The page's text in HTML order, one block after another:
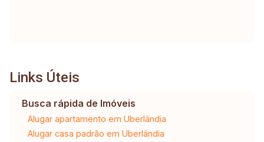
Links Úteis
Busca rápida de Imóveis
Alugar apartamento em Uberlândia
Alugar casa padrão em Uberlândia